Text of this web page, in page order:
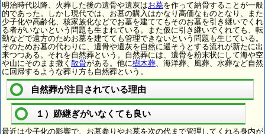
明治時代以降、火葬した後の遺骨や遺灰はお墓を作って納骨することが一般
的であった。しかし現代では、お墓の購入はかなり高価なものとなり、また
少子化や高齢化、核家族化などでお墓を建ててもそのお墓を引き継いでくれ
る者がいないという問題も生まれている。また仮に引き継いでくれても、転
勤などで遠方のためお墓を建てても管理できないという問題も生じている。
そのためお墓の代わりに、遺骨や遺灰を自然に還そうとする流れが新たに出
来つつある。それを自然葬という。自然葬には、遺骨を粉末状にして海や空
や山にそのまま撒く 散骨がある。他に樹木葬、海洋葬、風葬、水葬など自然
に回帰するような葬り方も自然葬という。
自然葬が注目されている理由
１）跡継ぎがいなくても良い
最近は少子化の影響で、お墓参りやお墓を次の代まで管理してくれる身内が